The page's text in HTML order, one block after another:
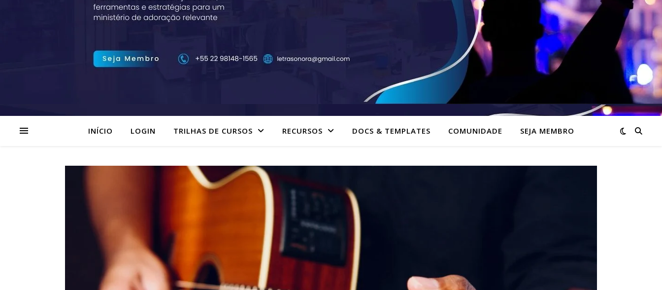
INÍCIO LOGIN TRILHAS DE CURSOS RECURSOS DOCS & TEMPLATES COMUNIDADE SEJA MEMBRO